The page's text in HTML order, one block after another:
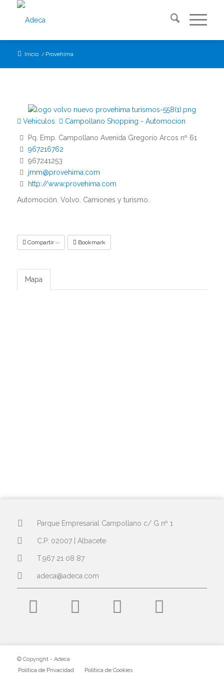
Inicio / Provehima
Vehiculos Campollano Shopping - Automocion
Pq. Emp. Campollano Avenida Gregorio Arcos nº 61
967216762
967241253
jmm@provehima.com
http://www.provehima.com
Automoción. Volvo. Camiones y turismo.
Compartir Bookmark
Mapa
Parque Empresarial Campollano c/ G nº 1
C.P: 02007 | Albacete
T.967 21 08 87
adeca@adeca.com
© Copyright - Adeca
Política de Privacidad
Política de Cookies